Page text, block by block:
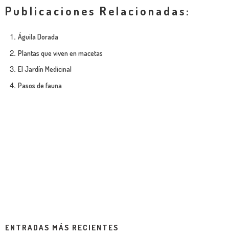
Publicaciones Relacionadas:
Águila Dorada
Plantas que viven en macetas
El Jardín Medicinal
Pasos de fauna
ENTRADAS MÁS RECIENTES